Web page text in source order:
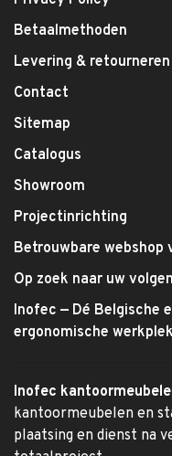
Betaalmethoden
Levering & retourneren
Contact
Sitemap
Catalogus
Showroom
Projectinrichting
Betrouwbare
Op zoek naar uw
Inofec — Dé Belgische
ergonomische
Inofec
kantoormeubelen en
plaatsing en dienst na